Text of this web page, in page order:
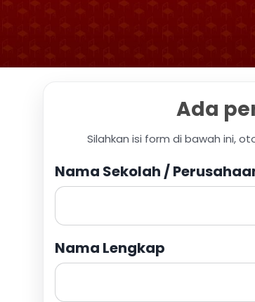
Ada
Silahkan isi form di bawah ini,
Nama Sekolah /
Nama Lengkap